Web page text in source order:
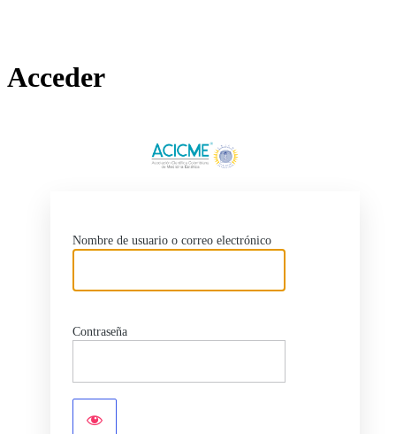
Acceder
Nombre de usuario o correo electrónico
Contraseña